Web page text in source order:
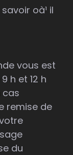
oà¹ il
vous est
h et 12 h
cas
remise de
du